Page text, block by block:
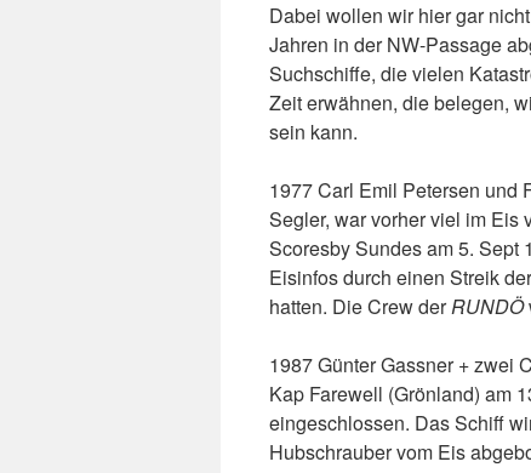
Dabei wollen wir hier gar
Jahren in der NW-Passage
Suchschiffe, die vielen
Zeit erwähnen, die belegen,
sein kann.
1977 Carl Emil Petersen und
Segler, war vorher viel im Eis
Scoresby Sundes am 5. Sept
Eisinfos durch einen Streik
hatten. Die Crew derRUNDÖ
1987 Günter Gassner + zwei
Kap Farewell (Grönland) am
eingeschlossen. Das Schiff
Hubschrauber vom Eis